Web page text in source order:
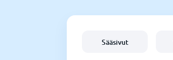
Sääsivut